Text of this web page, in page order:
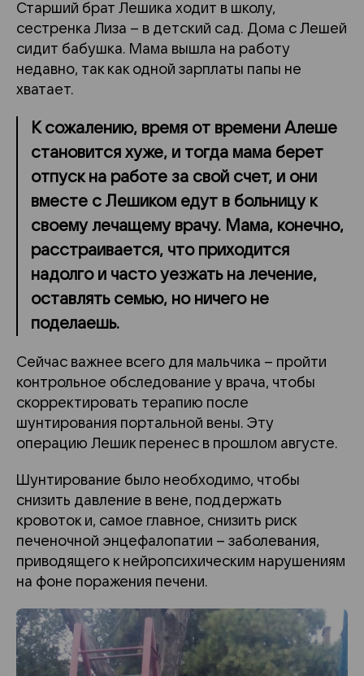
Старший брат Лешика ходит в школу,
сестренка Лиза – в детский сад. Дома с Лешей
сидит бабушка. Мама вышла на работу
недавно, так как одной зарплаты папы не
хватает.
К сожалению, время от времени Алеше
становится хуже, и тогда мама берет
отпуск на работе за свой счет, и они
вместе с Лешиком едут в больницу к
своему лечащему врачу. Мама, конечно,
расстраивается, что приходится
надолго и часто уезжать на лечение,
оставлять семью, но ничего не
поделаешь.
Сейчас важнее всего для мальчика – пройти
контрольное обследование у врача, чтобы
скорректировать терапию после
шунтирования портальной вены. Эту
операцию Лешик перенес в прошлом августе.
Шунтирование было необходимо, чтобы
снизить давление в вене, поддержать
кровоток и, самое главное, снизить риск
печеночной энцефалопатии – заболевания,
приводящего к нейропсихическим нарушениям
на фоне поражения печени.